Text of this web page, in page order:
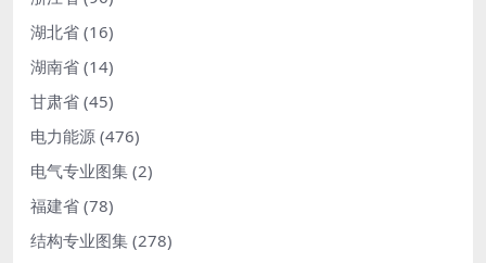
湖北省 (16)
湖南省 (14)
甘肃省 (45)
电力能源 (476)
电气专业图集 (2)
福建省 (78)
结构专业图集 (278)